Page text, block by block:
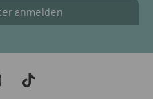
anmelden